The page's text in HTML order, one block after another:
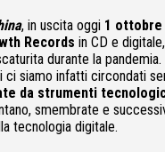
, in uscita oggi 1 ottobre
Records in CD e
durante la
ci siamo infatti circondati
da strumenti
smembrate e
tecnologia digitale.